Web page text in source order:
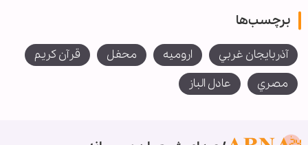
برچسب‌ها
آذربايجان غربي اروميه محفل
قرآن كريم
مصري
عادل الباز